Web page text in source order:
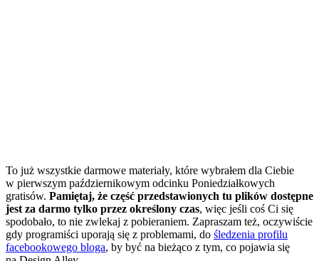
To już wszystkie darmowe materiały, które wybrałem dla Ciebie
w pierwszym październikowym odcinku Poniedziałkowych
gratisów. Pamiętaj, że część przedstawionych tu plików dostępne
jest za darmo tylko przez określony czas, więc jeśli coś Ci się
spodobało, to nie zwlekaj z pobieraniem. Zapraszam też, oczywiście
gdy programiści uporają się z problemami, do śledzenia profilu
facebookowego bloga, by być na bieżąco z tym, co pojawia się